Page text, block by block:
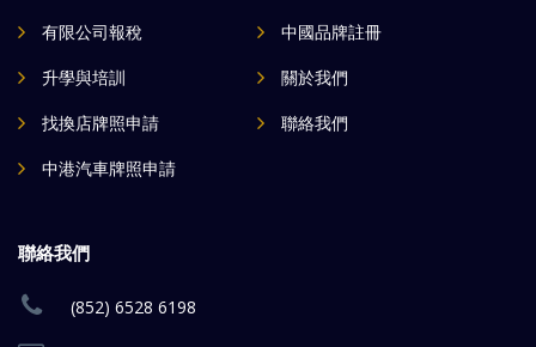
有限公司報稅
升學與培訓
找換店牌照申請
中港汽車牌照申請
中國品牌註冊
關於我們
聯絡我們
聯絡我們
(852) 6528 6198